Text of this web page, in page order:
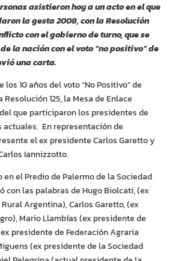
asistieron hoy a un acto en el que
la gesta 2008, con la Resolución
con el gobierno de turno, que se
la nación con el voto “no positivo” de
una carta.
los 10 años del voto “No Positivo” de
125, la Mesa de Enlace
que participaron los presidentes de
En representación de
el ex presidente Carlos Garetto y
Iannizzotto.
en el Predio de Palermo de la Sociedad
con las palabras de Hugo Biolcati, (ex
Argentina), Carlos Garetto, (ex
Mario Llambías (ex presidente de
presidente de Federación Agraria
(ex presidente de la Sociedad